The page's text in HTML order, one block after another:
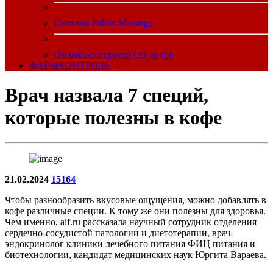
Система Public.Medargo
Онлайн-генератор QR кодов
ФАРМКОНТРОЛЬ
Врач назвала 7 специй,
которые полезны в кофе
21.02.2024 15164
Чтобы разнообразить вкусовые ощущения, можно добавлять в
кофе различные специи. К тому же они полезны для здоровья.
Чем именно, aif.ru рассказала научный сотрудник отделения
сердечно-сосудистой патологии и диетотерапии, врач-
эндокринолог клиники лечебного питания ФИЦ питания и
биотехнологии, кандидат медицинских наук Юргита Вараева.